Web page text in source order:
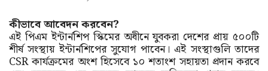
কীভাবে আবেদন করবেন?
এই পিএম ইন্টার্নশিপ স্কিমের অধীনে যুবকরা দেশের প্রায় ৫০০টি
শীর্ষ সংস্থায় ইন্টার্নশিপের সুযোগ পাবেন। এই সংস্থাগুলি তাদের
CSR কার্যক্রমের অংশ হিসেবে ১০ শতাংশ সহায়তা প্রদান করবে